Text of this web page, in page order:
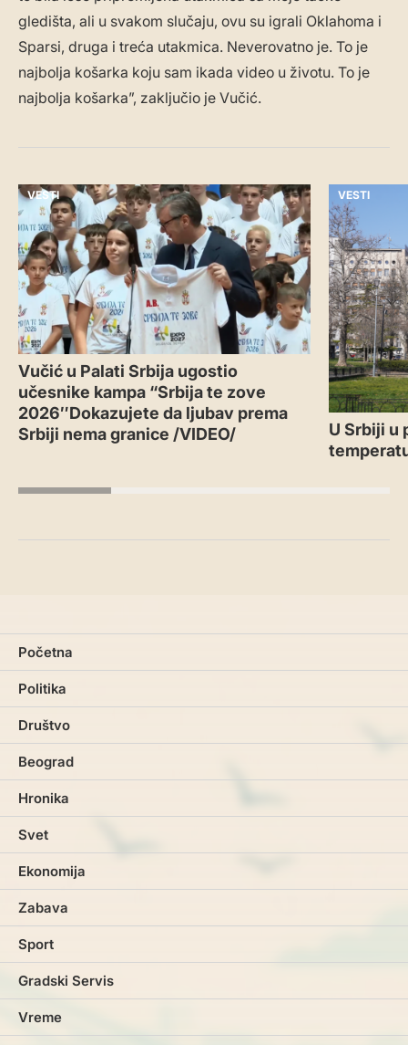
VESTI
Vučić u Palati Srbija ugostio
učesnike kampa “Srbija te zove
2026″Dokazujete da ljubav prema
Srbiji nema granice /VIDEO/
VESTI
U Srbiji u
Početna
Politika
Društvo
Beograd
Hronika
Svet
Ekonomija
Zabava
Sport
Gradski Servis
Vreme